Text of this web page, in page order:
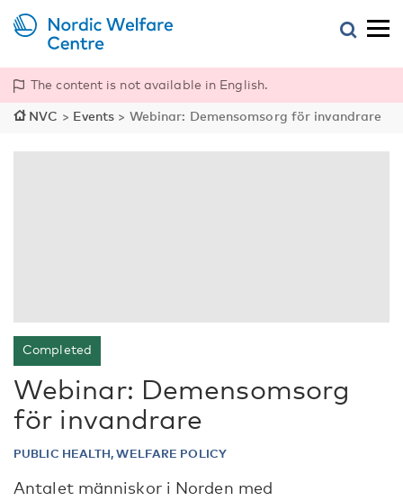
The content is not available in English.
NVC > Events > Webinar: Demensomsorg för invandrare
Completed
Webinar: Demensomsorg
för invandrare
PUBLIC HEALTH, WELFARE POLICY
Antalet människor i Norden med